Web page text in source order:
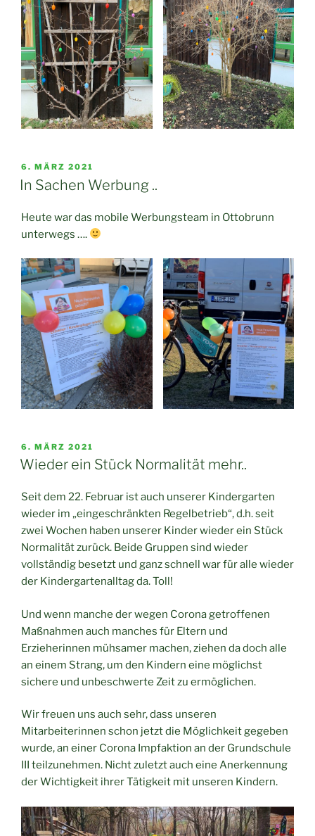
VERÖFFENTLICHT
AM
6. MÄRZ 2021
In Sachen Werbung ..
Heute war das mobile Werbungsteam in Ottobrunn
unterwegs ….
VERÖFFENTLICHT
AM
6. MÄRZ 2021
Wieder ein Stück Normalität mehr..
Seit dem 22. Februar ist auch unserer Kindergarten
wieder im „eingeschränkten Regelbetrieb“, d.h. seit
zwei Wochen haben unserer Kinder wieder ein Stück
Normalität zurück. Beide Gruppen sind wieder
vollständig besetzt und ganz schnell war für alle wieder
der Kindergartenalltag da. Toll!
Und wenn manche der wegen Corona getroffenen
Maßnahmen auch manches für Eltern und
Erzieherinnen mühsamer machen, ziehen da doch alle
an einem Strang, um den Kindern eine möglichst
sichere und unbeschwerte Zeit zu ermöglichen.
Wir freuen uns auch sehr, dass unseren
Mitarbeiterinnen schon jetzt die Möglichkeit gegeben
wurde, an einer Corona Impfaktion an der Grundschule
III teilzunehmen. Nicht zuletzt auch eine Anerkennung
der Wichtigkeit ihrer Tätigkeit mit unseren Kindern.